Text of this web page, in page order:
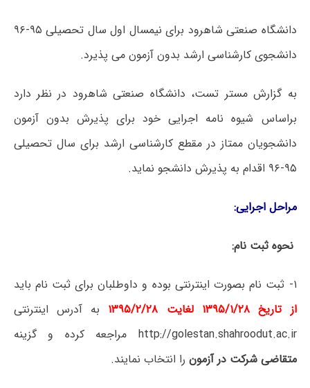
دانشگاه صنعتی شاهرود برای نیمسال اول سال تحصیلی ۹۵-۹۶
دانشجوی کارشناسی ارشد بدون آزمون می پذیرد.
به گزارش مستر تست، دانشگاه صنعتی شاهرود در نظر دارد
براساس شیوه نامه اجرایی خود برای پذیرش بدون آزمون
دانشجویان ممتاز در مقطع کارشناسی ارشد برای سال تحصیلی
۹۵-۹۶ اقدام به پذیرش دانشجو نماید.
مراحل اجرایی:
نحوه ثبت نام:
۱- ثبت نام بصورت اینترنتی بوده و داوطلبان برای ثبت نام باید
از تاریخ ۱۳۹۵/۱/۲۸ لغایت ۱۳۹۵/۲/۲۸
به آدرس اینترنتی
http://golestan.shahroodut.ac.ir مراجعه کرده و گزینه
متقاضی شرکت در آزمون را انتخاب نمایند.